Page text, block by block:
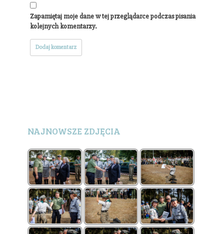
Zapamiętaj moje dane w tej przeglądarce podczas pisania
kolejnych komentarzy.
NAJNOWSZE ZDJĘCIA